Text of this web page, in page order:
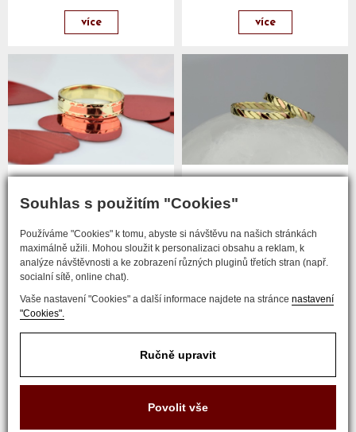
Souhlas s použitím "Cookies"
Používáme "Cookies" k tomu, abyste si návštěvu na našich stránkách
maximálně užili. Mohou sloužit k personalizaci obsahu a reklam, k
analýze návštěvnosti a ke zobrazení různých pluginů třetích stran (např.
socialní sítě, online chat).
Vaše nastavení "Cookies" a další informace najdete na stránce nastavení
"Cookies".
Ručně upravit
Povolit vše
více více
více více
1 2
následující
COPYRIGHT © 2017 ZLATNICTVÍ NEŠKUDLA